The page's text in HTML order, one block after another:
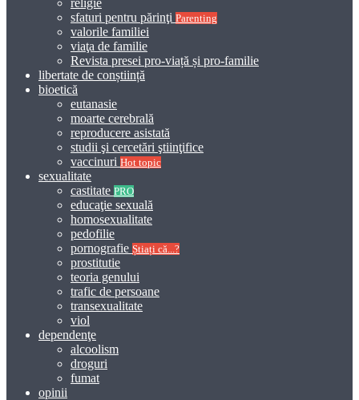
religie
sfaturi pentru părinţi Parenting
valorile familiei
viaţa de familie
Revista presei pro-viață și pro-familie
libertate de conștiință
bioetică
eutanasie
moarte cerebrală
reproducere asistată
studii şi cercetări ştiinţifice
vaccinuri Hot topic
sexualitate
castitate PRO
educaţie sexuală
homosexualitate
pedofilie
pornografie Știați că...?
prostitutie
teoria genului
trafic de persoane
transexualitate
viol
dependenţe
alcoolism
droguri
fumat
opinii